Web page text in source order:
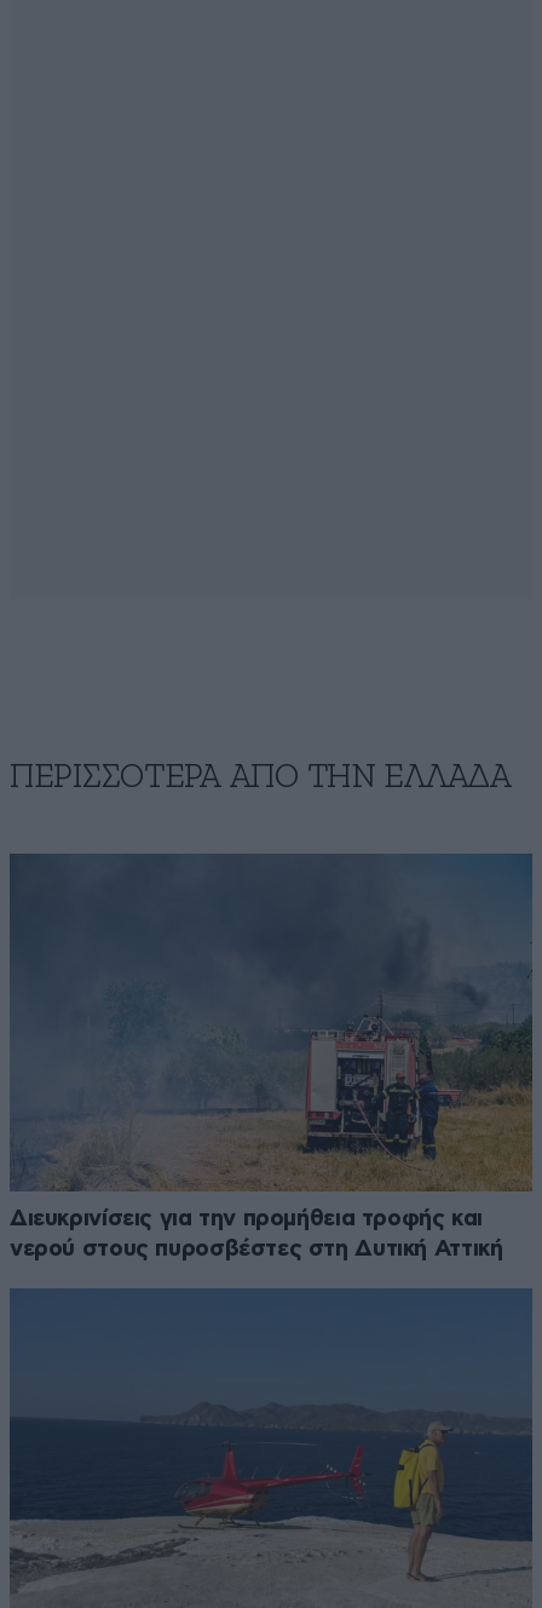
ΠΕΡΙΣΣΟΤΕΡΑ ΑΠΟ ΤΗΝ ΕΛΛΑΔΑ
Διευκρινίσεις για την προμήθεια τροφής και
νερού στους πυροσβέστες στη Δυτική Αττική